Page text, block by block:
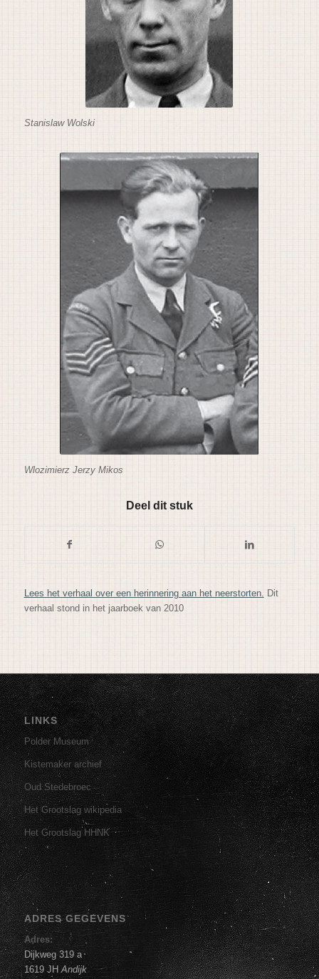
Stanislaw Wolski
Wlozimierz Jerzy Mikos
Deel dit stuk
Lees het verhaal over een herinnering aan het neerstorten. Dit
verhaal stond in het jaarboek van 2010
LINKS
Polder Museum
Kistemaker archief
Oud Stedebroec
Het Grootslag wikipedia
Het Grootslag HHNK
ADRES GEGEVENS
Adres:
Dijkweg 319 a
1619 JH Andijk